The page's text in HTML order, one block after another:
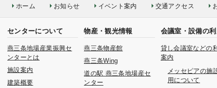
ホーム お知らせ イベント案内 交通アクセス
センターについて
燕三条地場産業振興セ
ンターとは
施設案内
建築概要
物産・観光情報
燕三条物産館
燕三条Wing
道の駅 燕三条地場産セ
ンター
会議室・設備の
貸し会議室などの
案内
メッセピアの施
用について